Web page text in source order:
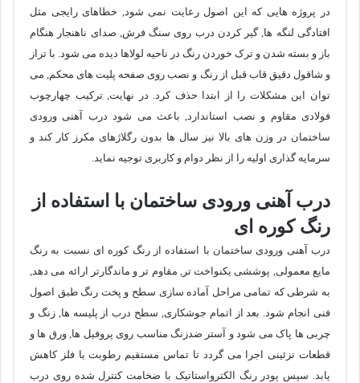
در پروژه هایی که این اصول رعایت نمی شود, خطاهای رایجی مثل
افتادگی لنگه ها, گیر کردن درب روی سنگ فرش, صدای ناهنجار هنگام
باز و بسته شدن و ترک خوردن رنگ در ناحیه لولاها دیده می شود. با تراز
و شاقول دقیق قاب قبل از رنگ و نصب روی صفحه پلیت های محکم, می
توان این مشکلات را از ابتدا حذف کرد. در نهایت, ترکیب چهارچوب
فولادی مقاوم و نصب استاندارد, باعث می شود درب آهنی ورودی
ساختمان در وزن های بالا نیز سال ها بدون رگلاژهای مکرز کار کند و
سرمایه گذاری اولیه را از نظر دوام و کاربری توجیه نماید.
درب آهنی ورودی ساختمان با استفاده از
رنگ کوره ای
درب آهنی ورودی ساختمان با استفاده از رنگ کوره ای نسبت به رنگ
مایع معمولی, پوششی یکنواخت تر, مقاوم تر و ماندگارتر ارائه می دهد,
به شرطی که تمامی مراحل آماده سازی سطح و پخت رنگ طبق اصول
فنی انجام شود. بعد از اتمام جوشکاری, سطح درب از پلیسه ها, زنگ و
چربی ها پاک می شود و آستر ضدزنگ مناسب روی پروفیل ها, ورق ها و
قطعات تزئینی اجرا می گردد تا تماس مستقیم رطوبت با فلز کاهش
یابد. سپس پودر رنگ الکترواستاتیک با ضخامت کنترل شده روی درب